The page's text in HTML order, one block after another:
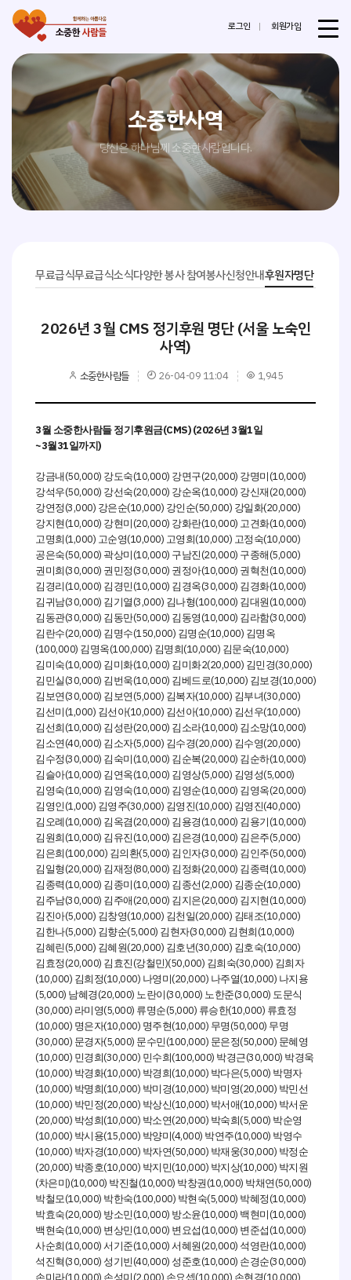
로그인 회원가입
소중한사역
당신은 하나님께 소중한사람입니다.
무료급식무료급식소식다양한 봉사 참여봉사신청안내후원자명단
2026년 3월 CMS 정기후원 명단 (서울 노숙인
사역)
소중한사람들 26-04-09 11:04 1,945
3월 소중한사람들 정기후원금(CMS) (2026년 3월1일
~3월31일까지 )
강금내 (50,000) 강도숙(10,000) 강면구(20,000) 강명미 (10,000)
강석우(50,000) 강선숙(20,000) 강순옥(10,000) 강신재 (20,000)
강연정 (3,000) 강은순(10,000) 강인순(50,000) 강일화(20,000)
강지현 (10,000) 강현미 (20,000) 강화란(10,000) 고견화(10,000)
고명희 (1,000) 고순영(10,000) 고영희 (10,000) 고정숙(10,000)
공은숙(50,000) 곽상미 (10,000) 구남진 (20,000) 구종해 (5,000)
권미희 (30,000) 권민정 (30,000) 권정아(10,000) 권혁천 (10,000)
김경리 (10,000) 김경민 (10,000) 김경옥(30,000) 김경화(10,000)
김귀남(30,000) 김기열 (3,000) 김나형(100,000) 김대원 (10,000)
김동관(30,000) 김동만(50,000) 김동영 (10,000) 김라함(30,000)
김란수(20,000) 김명수(150,000) 김명순(10,000) 김명옥
(100,000) 김명옥(100,000) 김명희 (10,000) 김문숙(10,000)
김미숙(10,000) 김미화(10,000) 김미화2(20,000) 김민경(30,000)
김민실 (30,000) 김번욱(10,000) 김베드로(10,000) 김보경(10,000)
김보연 (30,000) 김보연 (5,000) 김복자(10,000) 김부녀 (30,000)
김선미 (1,000) 김선아(10,000) 김선아(10,000) 김선우(10,000)
김선희 (10,000) 김성란(20,000) 김소라(10,000) 김소망(10,000)
김소연 (40,000) 김소자(5,000) 김수경(20,000) 김수영(20,000)
김수정 (30,000) 김숙미 (10,000) 김순복(20,000) 김순하(10,000)
김슬아(10,000) 김연옥(10,000) 김영상(5,000) 김영성(5,000)
김영숙(10,000) 김영숙(10,000) 김영순(10,000) 김영옥(20,000)
김영인 (1,000) 김영주(30,000) 김영진(10,000) 김영진(40,000)
김오례 (10,000) 김옥겸 (20,000) 김용경 (10,000) 김용기 (10,000)
김원희 (10,000) 김유진 (10,000) 김은경 (10,000) 김은주(5,000)
김은희 (100,000) 김의환(5,000) 김인자(30,000) 김인주(50,000)
김일형 (20,000) 김재정 (80,000) 김정화(20,000) 김종력 (10,000)
김종력 (10,000) 김종미 (10,000) 김종선 (2,000) 김종순(10,000)
김주남(30,000) 김주애 (20,000) 김지은(20,000) 김지현 (10,000)
김진아(5,000) 김창영(10,000) 김천일(20,000) 김태조(10,000)
김한나(5,000) 김향순(5,000) 김현자(30,000) 김현희 (10,000)
김혜린 (5,000) 김혜원(20,000) 김호년(30,000) 김호숙(10,000)
김효정 (20,000) 김효진 (강철민)(50,000) 김희숙(30,000) 김희자
(10,000) 김희정(10,000) 나영미 (20,000) 나주열(10,000) 나지용
(5,000) 남혜경 (20,000) 노란이 (30,000) 노한준(30,000) 도문식
(30,000) 라미영(5,000) 류명순(5,000) 류승한(10,000) 류효정
(10,000) 명은자(10,000) 명주현(10,000) 무명 (50,000) 무명
(30,000) 문경자(5,000) 문수민 (100,000) 문은정(50,000) 문혜영
(10,000) 민경희 (30,000) 민수희 (100,000) 박경근(30,000) 박경욱
(10,000) 박경화(10,000) 박경희 (10,000) 박다은(5,000) 박명자
(10,000) 박명희 (10,000) 박미경(10,000) 박미영(20,000) 박민선
(10,000) 박민정(20,000) 박상신(10,000) 박서애 (10,000) 박서운
(20,000) 박성희 (10,000) 박소연(20,000) 박숙희 (5,000) 박순영
(10,000) 박시용(15,000) 박양미 (4,000) 박연주(10,000) 박영수
(10,000) 박자경(10,000) 박자연(50,000) 박재웅(30,000) 박정순
(20,000) 박종호(10,000) 박지민(10,000) 박지상(10,000) 박지원
(차은미 )(10,000) 박진철 (10,000) 박창권 (10,000) 박채연 (50,000)
박철모(10,000) 박한숙(100,000) 박현숙(5,000) 박혜정 (10,000)
박효숙(20,000) 방소민 (10,000) 방소윤(10,000) 백현미 (10,000)
백현숙(10,000) 변상민 (10,000) 변요섭 (10,000) 변준섭 (10,000)
사순희 (10,000) 서기준(10,000) 서혜원 (20,000) 석영란(10,000)
석진혁 (30,000) 성기빈 (40,000) 성준호(10,000) 손경순(30,000)
손미라 손성미 손요셉 손현경